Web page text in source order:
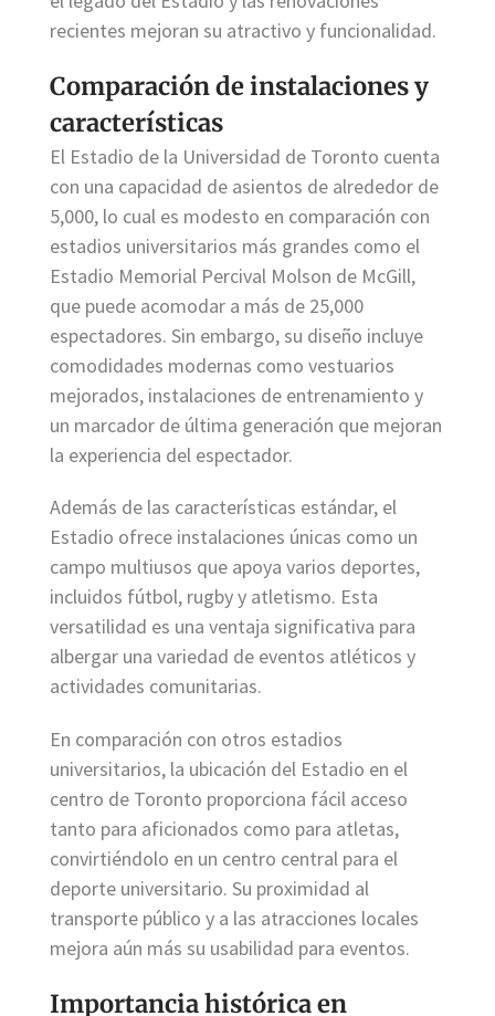
recientes mejoran su atractivo y funcionalidad.
Comparación de instalaciones y
características
El Estadio de la Universidad de Toronto cuenta
con una capacidad de asientos de alrededor de
5,000, lo cual es modesto en comparación con
estadios universitarios más grandes como el
Estadio Memorial Percival Molson de McGill,
que puede acomodar a más de 25,000
espectadores. Sin embargo, su diseño incluye
comodidades modernas como vestuarios
mejorados, instalaciones de entrenamiento y
un marcador de última generación que mejoran
la experiencia del espectador.
Además de las características estándar, el
Estadio ofrece instalaciones únicas como un
campo multiusos que apoya varios deportes,
incluidos fútbol, rugby y atletismo. Esta
versatilidad es una ventaja significativa para
albergar una variedad de eventos atléticos y
actividades comunitarias.
En comparación con otros estadios
universitarios, la ubicación del Estadio en el
centro de Toronto proporciona fácil acceso
tanto para aficionados como para atletas,
convirtiéndolo en un centro central para el
deporte universitario. Su proximidad al
transporte público y a las atracciones locales
mejora aún más su usabilidad para eventos.
Importancia histórica en